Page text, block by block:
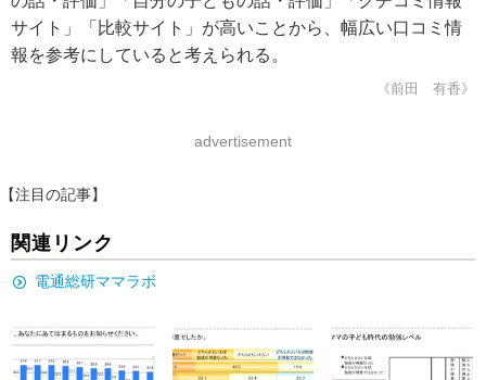
サイト」「比較サイト」が高いことから、幅広い口コミ情
報を参考にしていると考えられる。
《前田 有香》
advertisement
【注目の記事】
関連リンク
電通総研ママラボ